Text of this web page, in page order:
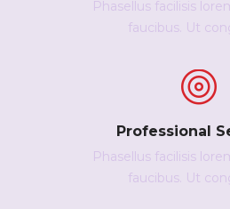
Phasellus facilisis
faucibus. Ut
Professional
Phasellus facilisis
faucibus. Ut